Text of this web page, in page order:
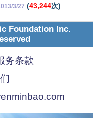
3/27 (43,244次)
Foundation Inc.
务条款